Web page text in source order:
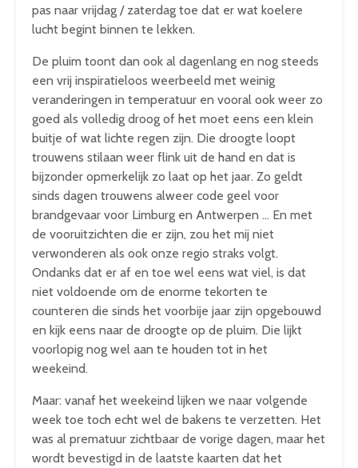
pas naar vrijdag / zaterdag toe dat er wat koelere
lucht begint binnen te lekken.
De pluim toont dan ook al dagenlang en nog steeds
een vrij inspiratieloos weerbeeld met weinig
veranderingen in temperatuur en vooral ook weer zo
goed als volledig droog of het moet eens een klein
buitje of wat lichte regen zijn. Die droogte loopt
trouwens stilaan weer flink uit de hand en dat is
bijzonder opmerkelijk zo laat op het jaar. Zo geldt
sinds dagen trouwens alweer code geel voor
brandgevaar voor Limburg en Antwerpen … En met
de vooruitzichten die er zijn, zou het mij niet
verwonderen als ook onze regio straks volgt.
Ondanks dat er af en toe wel eens wat viel, is dat
niet voldoende om de enorme tekorten te
counteren die sinds het voorbije jaar zijn opgebouwd
en kijk eens naar de droogte op de pluim. Die lijkt
voorlopig nog wel aan te houden tot in het
weekeind.
Maar: vanaf het weekeind lijken we naar volgende
week toe toch echt wel de bakens te verzetten. Het
was al prematuur zichtbaar de vorige dagen, maar het
wordt bevestigd in de laatste kaarten dat het